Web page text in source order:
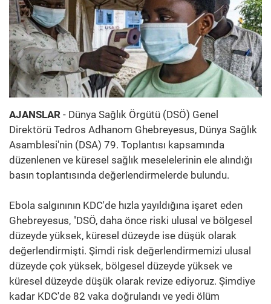
AJANSLAR - Dünya Sağlık Örgütü (DSÖ) Genel
Direktörü Tedros Adhanom Ghebreyesus, Dünya Sağlık
Asamblesi'nin (DSA) 79. Toplantısı kapsamında
düzenlenen ve küresel sağlık meselelerinin ele alındığı
basın toplantısında değerlendirmelerde bulundu.
Ebola salgınının KDC'de hızla yayıldığına işaret eden
Ghebreyesus, "DSÖ, daha önce riski ulusal ve bölgesel
düzeyde yüksek, küresel düzeyde ise düşük olarak
değerlendirmişti. Şimdi risk değerlendirmemizi ulusal
düzeyde çok yüksek, bölgesel düzeyde yüksek ve
küresel düzeyde düşük olarak revize ediyoruz. Şimdiye
kadar KDC'de 82 vaka doğrulandı ve yedi ölüm